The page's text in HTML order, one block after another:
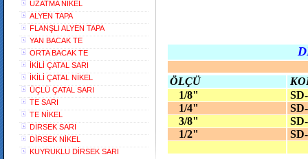
UZATMA NİKEL
ALYEN TAPA
FLANŞLI ALYEN TAPA
YAN BACAK TE
ORTA BACAK TE
İKİLİ ÇATAL SARI
İKİLİ ÇATAL NİKEL
ÜÇLÜ ÇATAL SARI
TE SARI
TE NİKEL
DİRSEK SARI
DİRSEK NİKEL
KUYRUKLU DİRSEK SARI
ÖLÇÜ
1/8"
1/4"
3/8"
1/2"